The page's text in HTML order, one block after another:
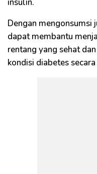
Dengan mengonsumsi
dapat membantu
rentang yang sehat
kondisi diabetes